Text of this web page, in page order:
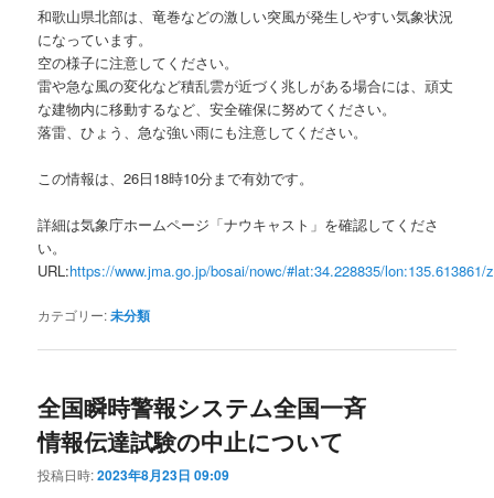
和歌山県北部は、竜巻などの激しい突風が発生しやすい気象状況
になっています。
空の様子に注意してください。
雷や急な風の変化など積乱雲が近づく兆しがある場合には、頑丈
な建物内に移動するなど、安全確保に努めてください。
落雷、ひょう、急な強い雨にも注意してください。
この情報は、26日18時10分まで有効です。
詳細は気象庁ホームページ「ナウキャスト」を確認してくださ
い。
URL:https://www.jma.go.jp/bosai/nowc/#lat:34.228835/
カテゴリー:未分類
全国瞬時警報システム全国一斉
情報伝達試験の中止について
投稿日時:2023年8月23日 09:09